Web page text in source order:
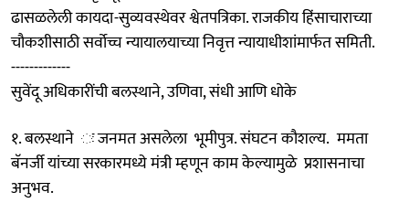
ढासळलेली कायदा-सुव्यवस्थेवर श्वेतपत्रिका. राजकीय हिंसाचाराच्या
चौकशीसाठी सर्वोच्च न्यायालयाच्या निवृत्त न्यायाधीशांमार्फत समिती.
-------------
सुवेंदू अधिकारींची बलस्थाने, उणिवा, संधी आणि धोके
१. बलस्थाने ः जनमत असलेला भूमीपुत्र. संघटन कौशल्य. ममता
बॅनर्जी यांच्या सरकारमध्ये मंत्री म्हणून काम केल्यामुळे प्रशासनाचा
अनुभव.